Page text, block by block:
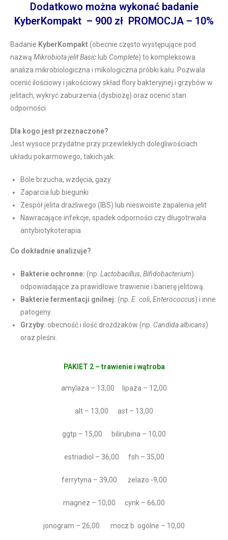
Dodatkowo można wykonać badanie
KyberKompakt – 900 zł PROMOCJA – 10%
Badanie KyberKompakt (obecnie często występujące pod
nazwą Mikrobiota jelit Basic lub Complete) to kompleksowa
analiza mikrobiologiczna i mikologiczna próbki kału. Pozwala
ocenić ilościowy i jakościowy skład flory bakteryjnej i grzybów w
jelitach, wykryć zaburzenia (dysbiozę) oraz ocenić stan
odporności.
Dla kogo jest przeznaczone?
Jest wysoce przydatne przy przewlekłych dolegliwościach
układu pokarmowego, takich jak:
Bóle brzucha, wzdęcia, gazy
Zaparcia lub biegunki
Zespół jelita drażliwego (IBS) lub nieswoiste zapalenia jelit
Nawracające infekcje, spadek odporności czy długotrwała
antybiotykoterapia
Co dokładnie analizuje?
Bakterie ochronne: (np. Lactobacillus, Bifidobacterium)
odpowiadające za prawidłowe trawienie i barierę jelitową.
Bakterie fermentacji gnilnej: (np. E. coli, Enterococcus) i inne
patogeny.
Grzyby: obecność i ilość drożdżaków (np. Candida albicans)
oraz pleśni.
PAKIET 2 – trawienie i wątroba
amylaza – 13,00 lipaza – 12,00
alt – 13,00 ast – 13,00
ggtp – 15,00 bilirubina – 10,00
estriadiol – 36,00 fsh – 35,00
ferrytyna – 39,00 żelazo -9,00
magnez – 10,00 cynk – 66,00
jonogram – 26,00 mocz b. ogólne – 10,00